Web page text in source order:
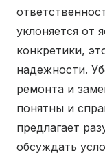
уклоняется от
конкретики,
надежности.
ремонта и
понятны и
предлагает
обсуждать